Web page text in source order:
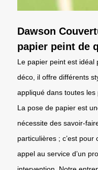
Dawson
papier peint de
Le papier peint est idéal
déco, il offre différents
appliqué dans toutes les
La pose de papier est
nécessite des savoir-
particulières ; c’est pour
appel au service d’un